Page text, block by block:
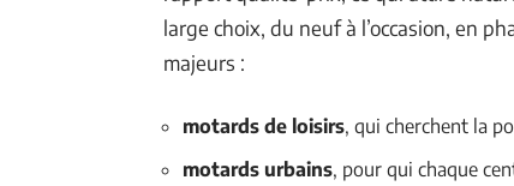
large choix, du neuf à l’occasion, en
majeurs :
motards de loisirs, qui cherchent la
motards urbains, pour qui chaque